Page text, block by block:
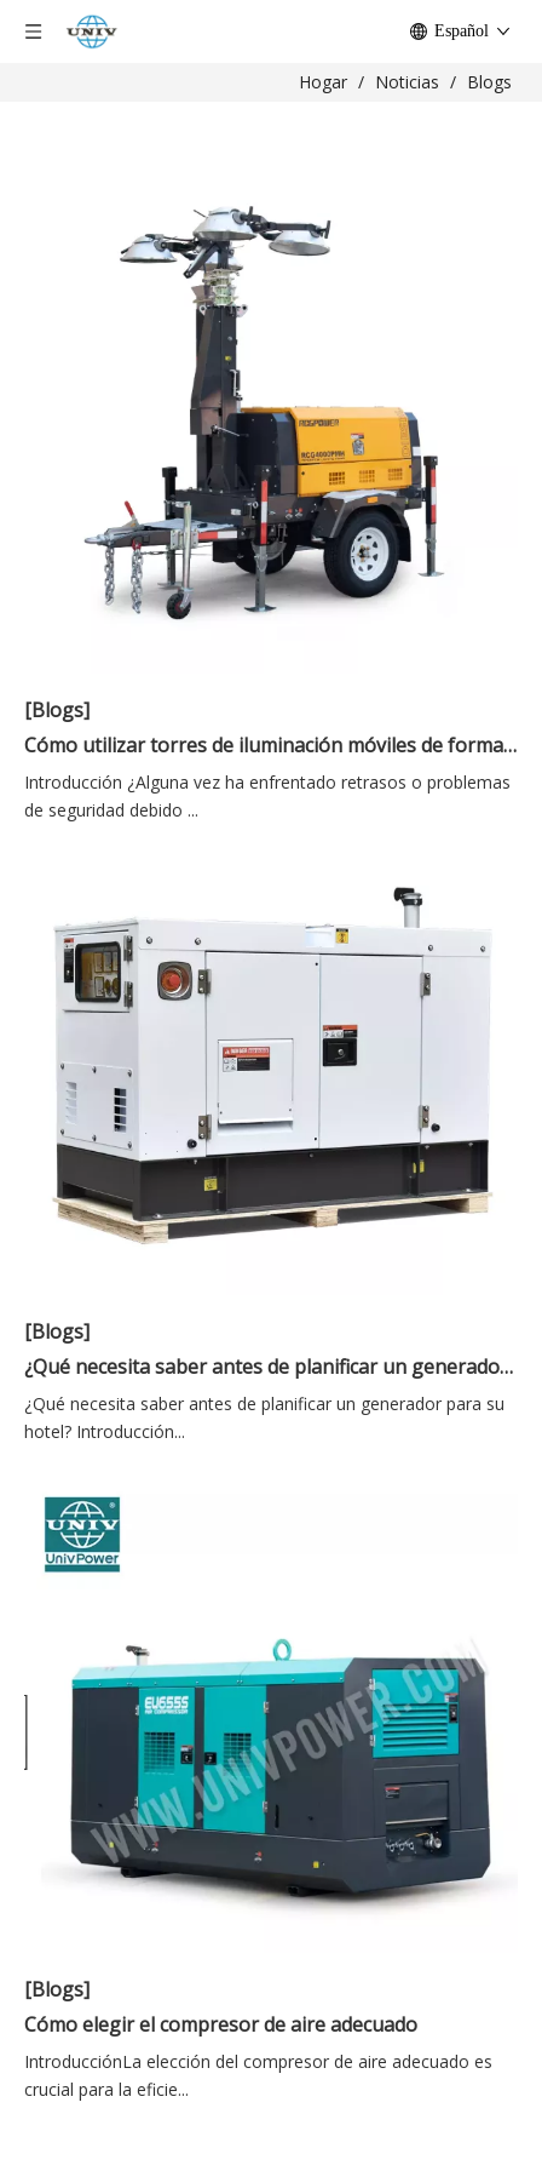
Español
Hogar / Noticias / Blogs
[Blogs]
Cómo utilizar torres de iluminación móviles de forma eficaz en su sitio de construcción
Introducción ¿Alguna vez ha enfrentado retrasos o problemas
de seguridad debido ...
[Blogs]
¿Qué necesita saber antes de planificar un generador para su hotel?
¿Qué necesita saber antes de planificar un generador para su
hotel? Introducción...
[Blogs]
Cómo elegir el compresor de aire adecuado
IntroducciónLa elección del compresor de aire adecuado es
crucial para la eficie...